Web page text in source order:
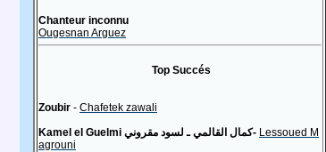
Chanteur inconnu
Ougesnan Arguez
Top Succés
Zoubir - Chafetek zawali
Kamel el Guelmi كمال القالمي ـ لسود مقروني- Lessoued M
agrouni